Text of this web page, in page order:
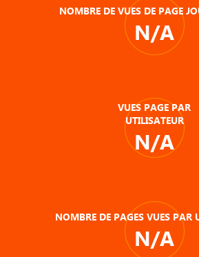
NOMBRE DE VUES DE PAGE
N/A
VUES PAGE PAR
UTILISATEUR
N/A
NOMBRE DE PAGES VUES PAR
N/A